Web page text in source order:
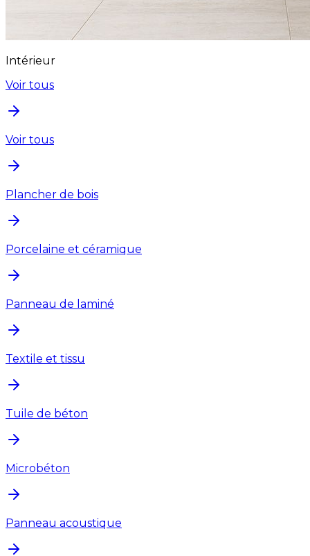
Intérieur
Voir tous
Voir tous
Plancher de bois
Porcelaine et céramique
Panneau de laminé
Textile et tissu
Tuile de béton
Microbéton
Panneau acoustique